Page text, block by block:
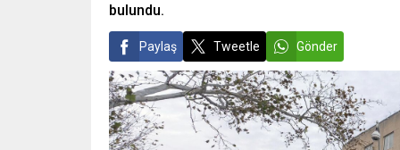
bulundu.
Paylaş Tweetle Gönder